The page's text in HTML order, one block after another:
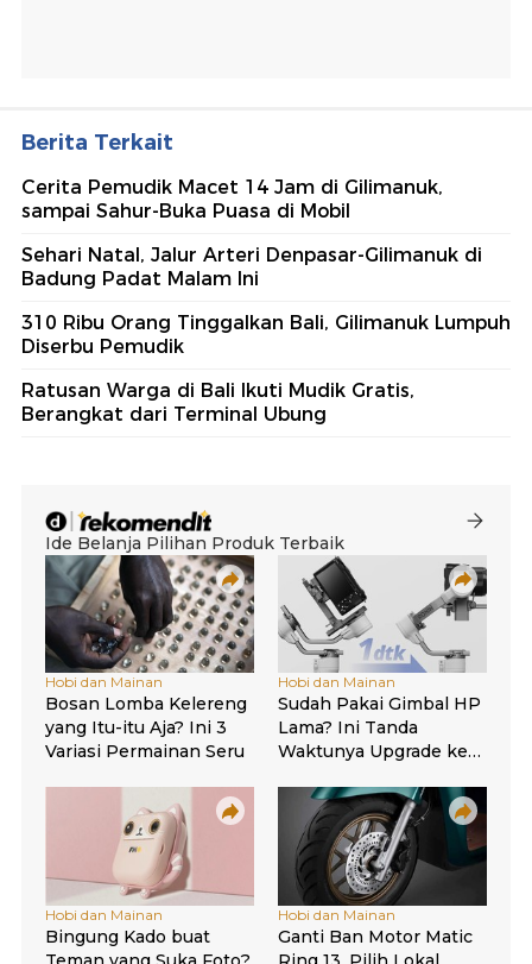
Berita Terkait
Cerita Pemudik Macet 14 Jam di Gilimanuk,
sampai Sahur-Buka Puasa di Mobil
Sehari Natal, Jalur Arteri Denpasar-Gilimanuk di
Badung Padat Malam Ini
310 Ribu Orang Tinggalkan Bali, Gilimanuk Lumpuh
Diserbu Pemudik
Ratusan Warga di Bali Ikuti Mudik Gratis,
Berangkat dari Terminal Ubung